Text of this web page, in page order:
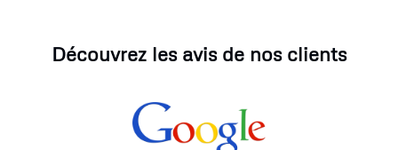
Découvrez les avis de nos clients